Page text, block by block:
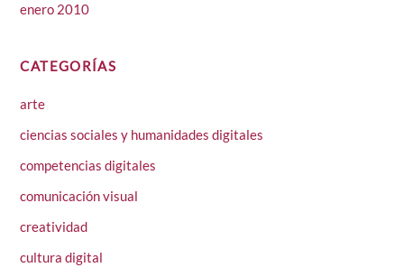
enero 2010
CATEGORÍAS
arte
ciencias sociales y humanidades digitales
competencias digitales
comunicación visual
creatividad
cultura digital